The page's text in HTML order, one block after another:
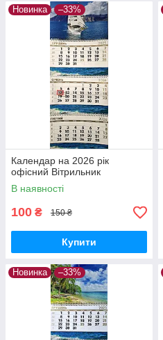
Новинка –33%
Календар на 2026 рік
офісний Вітрильник
В наявності
100 ₴ 150 ₴
Купити
Новинка –33%